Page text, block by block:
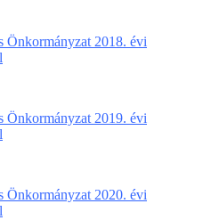
Önkormányzat 2018. évi
Önkormányzat 2019. évi
Önkormányzat 2020. évi